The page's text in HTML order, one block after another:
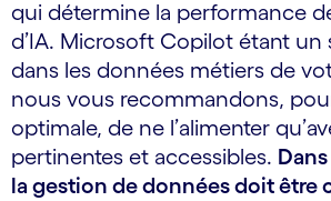
qui détermine la performance
d’IA. Microsoft Copilot étant un
dans les données métiers de
nous vous recommandons,
optimale, de ne l’alimenter
pertinentes et accessibles.
la gestion de données doit être